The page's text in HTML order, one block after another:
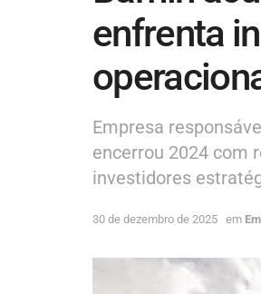
enfrenta
Empresa
encerrou 2024 com
investidores
30 de dezembro de 2025 em